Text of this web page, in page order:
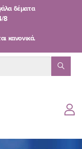
δέματα
8
κανονικά.